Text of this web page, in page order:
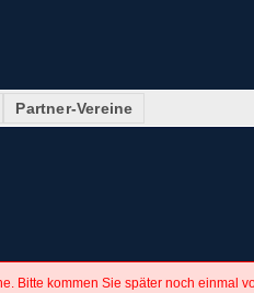
Partner-Vereine
Bitte kommen Sie später noch einmal